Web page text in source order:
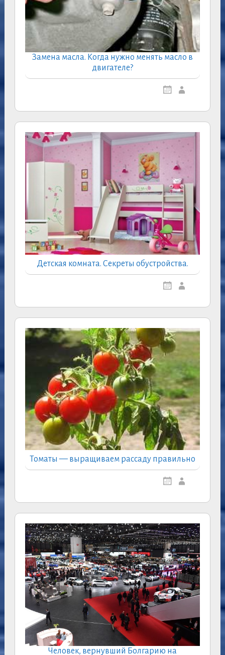
Замена масла. Когда нужно менять масло в
двигателе?
Детская комната. Секреты обустройства.
Томаты — выращиваем рассаду правильно
Человек, вернувший Болгарию на